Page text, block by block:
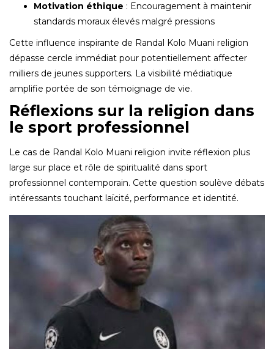
Motivation éthique : Encouragement à maintenir
standards moraux élevés malgré pressions
Cette influence inspirante de Randal Kolo Muani religion
dépasse cercle immédiat pour potentiellement affecter
milliers de jeunes supporters. La visibilité médiatique
amplifie portée de son témoignage de vie.
Réflexions sur la religion dans
le sport professionnel
Le cas de Randal Kolo Muani religion invite réflexion plus
large sur place et rôle de spiritualité dans sport
professionnel contemporain. Cette question soulève débats
intéressants touchant laïcité, performance et identité.